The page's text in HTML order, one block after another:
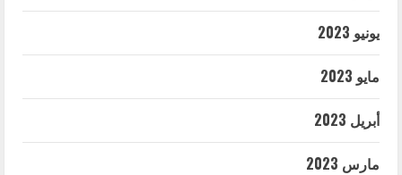
يونيو 2023
مايو 2023
أبريل 2023
مارس 2023